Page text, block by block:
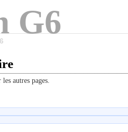
G6
autres pages.